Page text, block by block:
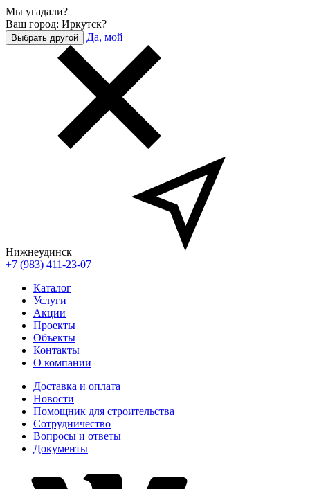
Мы угадали?
Ваш город: Иркутск?
Выбрать другой Да, мой
Нижнеудинск
+7 (983) 411-23-07
Каталог
Услуги
Акции
Проекты
Объекты
Контакты
О компании
Доставка и оплата
Новости
Помощник для строительства
Сотрудничество
Вопросы и ответы
Документы